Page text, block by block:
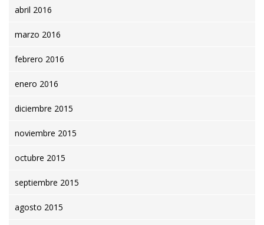
abril 2016
marzo 2016
febrero 2016
enero 2016
diciembre 2015
noviembre 2015
octubre 2015
septiembre 2015
agosto 2015